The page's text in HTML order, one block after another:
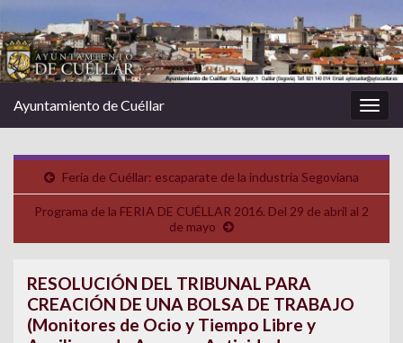
la
Ayuntamiento de Cuéllar
Feria de Cuéllar: escaparate de la industria Segoviana
Programa de la FERIA DE CUÉLLAR 2016. Del 29 de abril al 2
de mayo
RESOLUCIÓN DEL TRIBUNAL PARA
CREACIÓN DE UNA BOLSA DE TRABAJO
(Monitores de Ocio y Tiempo Libre y